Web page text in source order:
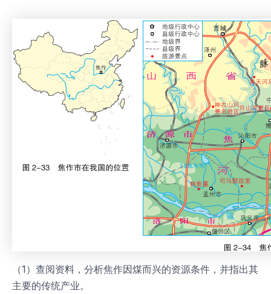
（1）查阅资料，分析焦作因煤而兴的资源条件，并指出其
主要的传统产业。